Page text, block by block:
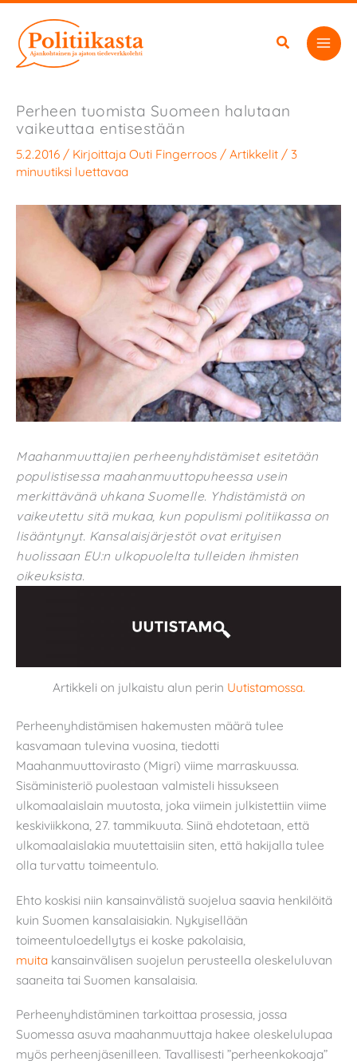
sisältöön
Perheen tuomista Suomeen halutaan
vaikeuttaa entisestään
5.2.2016 / Kirjoittaja Outi Fingerroos / Artikkelit / 3
minuutiksi luettavaa
Maahanmuuttajien perheenyhdistämiset esitetään
populistisessa maahanmuuttopuheessa usein
merkittävänä uhkana Suomelle. Yhdistämistä on
vaikeutettu sitä mukaa, kun populismi politiikassa on
lisääntynyt. Kansalaisjärjestöt ovat erityisen
huolissaan EU:n ulkopuolelta tulleiden ihmisten
oikeuksista.
Artikkeli on julkaistu alun perin Uutistamossa.
Perheenyhdistämisen hakemusten määrä tulee
kasvamaan tulevina vuosina, tiedotti
Maahanmuuttovirasto (Migri) viime marraskuussa.
Sisäministeriö puolestaan valmisteli hissukseen
ulkomaalaislain muutosta, joka viimein julkistettiin viime
keskiviikkona, 27. tammikuuta. Siinä ehdotetaan, että
ulkomaalaislakia muutettaisiin siten, että hakijalla tulee
olla turvattu toimeentulo.
Ehto koskisi niin kansainvälistä suojelua saavia henkilöitä
kuin Suomen kansalaisiakin. Nykyisellään
toimeentuloedellytys ei koske pakolaisia,
muita kansainvälisen suojelun perusteella oleskeluluvan
saaneita tai Suomen kansalaisia.
Perheenyhdistäminen tarkoittaa prosessia, jossa
Suomessa asuva maahanmuuttaja hakee oleskelulupaa
myös perheenjäsenilleen. Tavallisesti ”perheenkokoaja”